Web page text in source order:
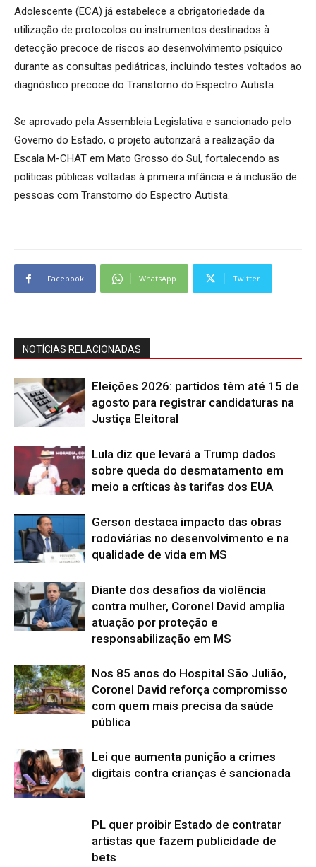
Adolescente (ECA) já estabelece a obrigatoriedade da
utilização de protocolos ou instrumentos destinados à
detecção precoce de riscos ao desenvolvimento psíquico
durante as consultas pediátricas, incluindo testes voltados ao
diagnóstico precoce do Transtorno do Espectro Autista.
Se aprovado pela Assembleia Legislativa e sancionado pelo
Governo do Estado, o projeto autorizará a realização da
Escala M-CHAT em Mato Grosso do Sul, fortalecendo as
políticas públicas voltadas à primeira infância e à inclusão de
pessoas com Transtorno do Espectro Autista.
Facebook WhatsApp Twitter
NOTÍCIAS RELACIONADAS
Eleições 2026: partidos têm até 15 de
agosto para registrar candidaturas na
Justiça Eleitoral
Lula diz que levará a Trump dados
sobre queda do desmatamento em
meio a críticas às tarifas dos EUA
Gerson destaca impacto das obras
rodoviárias no desenvolvimento e na
qualidade de vida em MS
Diante dos desafios da violência
contra mulher, Coronel David amplia
atuação por proteção e
responsabilização em MS
Nos 85 anos do Hospital São Julião,
Coronel David reforça compromisso
com quem mais precisa da saúde
pública
Lei que aumenta punição a crimes
digitais contra crianças é sancionada
PL quer proibir Estado de contratar
artistas que fazem publicidade de
bets